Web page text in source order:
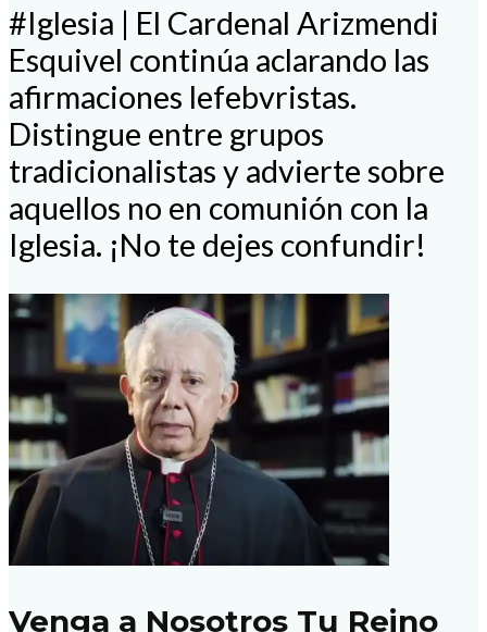
#Iglesia | El Cardenal Arizmendi
Esquivel continúa aclarando las
afirmaciones lefebvristas.
Distingue entre grupos
tradicionalistas y advierte sobre
aquellos no en comunión con la
Iglesia. ¡No te dejes confundir!
Venga a Nosotros Tu Reino